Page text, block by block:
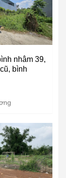
nhâm 39,
bình